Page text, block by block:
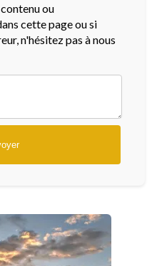
ou
cette page ou si
n'hésitez pas à nous